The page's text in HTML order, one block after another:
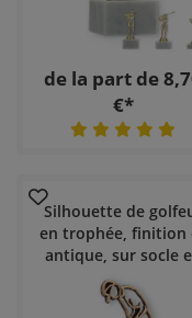
de la part de
€*
Silhouette de
en trophée, finition
antique, sur socle
marbre noir